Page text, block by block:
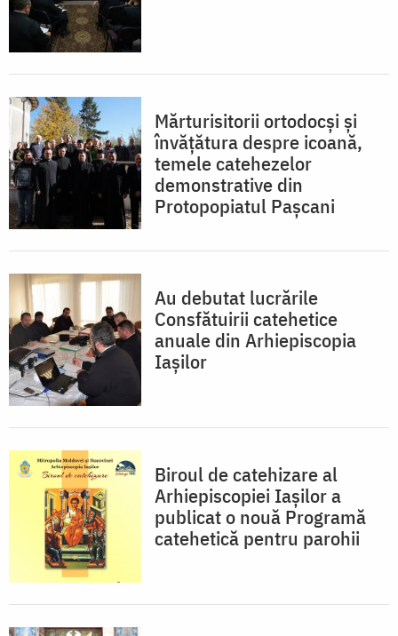
Mărturisitorii ortodocşi şi
învăţătura despre icoană,
temele catehezelor
demonstrative din
Protopopiatul Paşcani
Au debutat lucrările
Consfătuirii catehetice
anuale din Arhiepiscopia
Iaşilor
Biroul de catehizare al
Arhiepiscopiei Iaşilor a
publicat o nouă Programă
catehetică pentru parohii